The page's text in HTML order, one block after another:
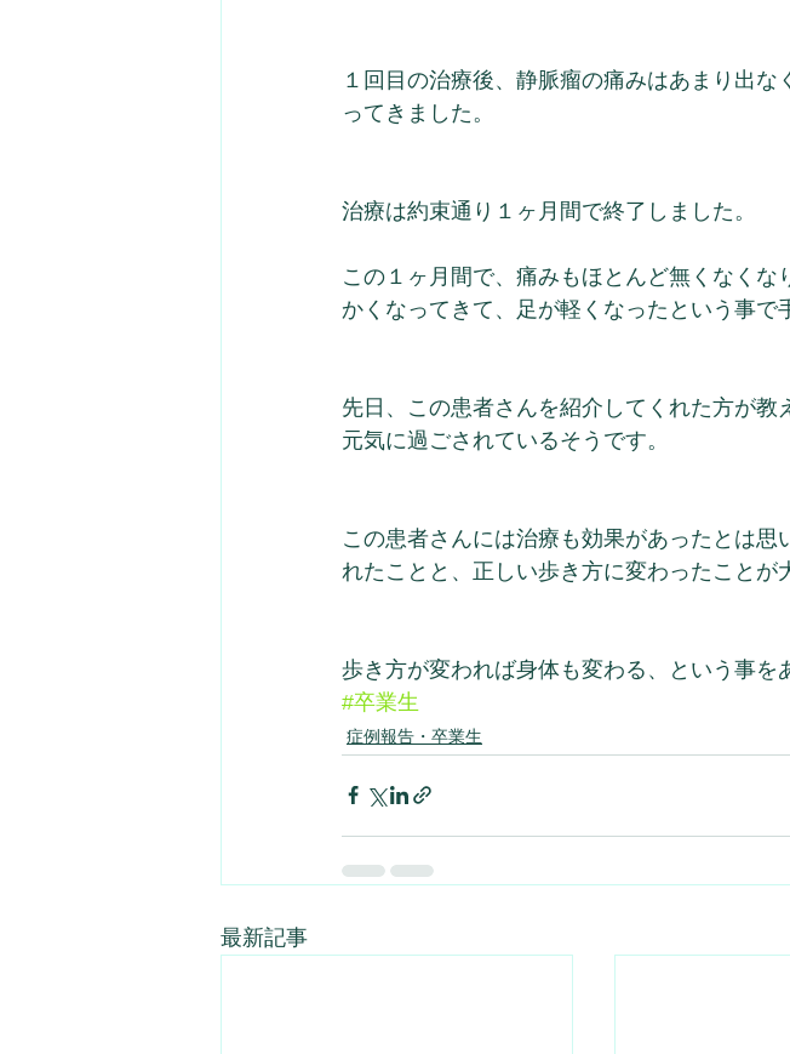
１回目の治療後、静脈瘤の痛みはあまり出
ってきました。
治療は約束通り１ヶ月間で終了しました。
この１ヶ月間で、痛みもほとんど無くなく
かくなってきて、足が軽くなったという事で
先日、この患者さんを紹介してくれた方が教
元気に過ごされているそうです。
この患者さんには治療も効果があったとは思
れたことと、正しい歩き方に変わったことが
歩き方が変われば身体も変わる、という事を
#卒業生
症例報告・卒業生
最新記事